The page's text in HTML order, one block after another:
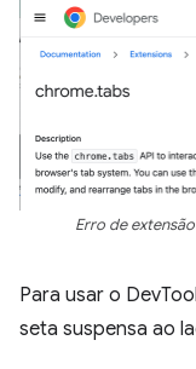
Erro de
Para usar o
seta suspensa ao